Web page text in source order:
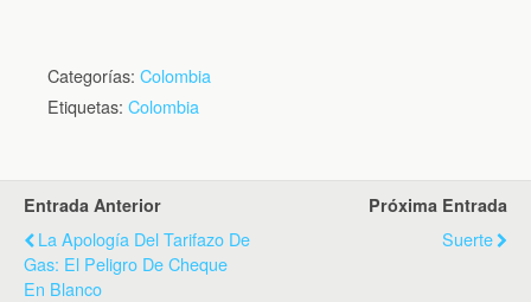
Categorías: Colombia
Etiquetas: Colombia
Entrada Anterior
La Apología Del Tarifazo De
Gas: El Peligro De Cheque
En Blanco
Próxima Entrada
Suerte